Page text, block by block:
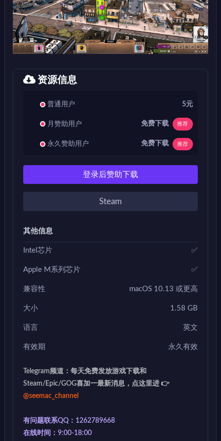
资源信息
普通用户 5元
月赞助用户 免费下载 推荐
永久赞助用户 免费下载 推荐
登录后赞助下载
Steam
其他信息
Intel芯片 ✅
Apple M系列芯片 ✅
兼容性 macOS 10.13 或更高
大小 1.58 GB
语言 英文
有效期 永久有效
Telegram频道：每天免费发放游戏下载和
Steam/Epic/GOG喜加一最新消息，点这里进 👉
@seemac_channel
有问题联系QQ：1262789668
在线时间：9:00-18:00